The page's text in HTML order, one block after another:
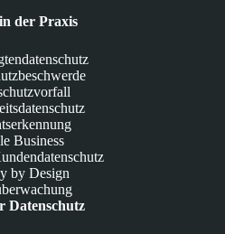
der Praxis
Business
by Design
Datenschutz